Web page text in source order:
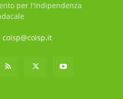
per l'Indipendenza
coisp@coisp.it